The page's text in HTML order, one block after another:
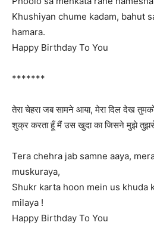
Khushiyan chume kadam, bahut
hamara.
Happy Birthday To You
*******
तेरा चेहरा जब सामने आया, मेरा दिल देख
शुक्र करता हूँ मैं उस खुदा का जिसने मुझे तुझसे
Tera chehra jab samne aaya,
muskuraya,
Shukr karta hoon mein us khuda
milaya !
Happy Birthday To You